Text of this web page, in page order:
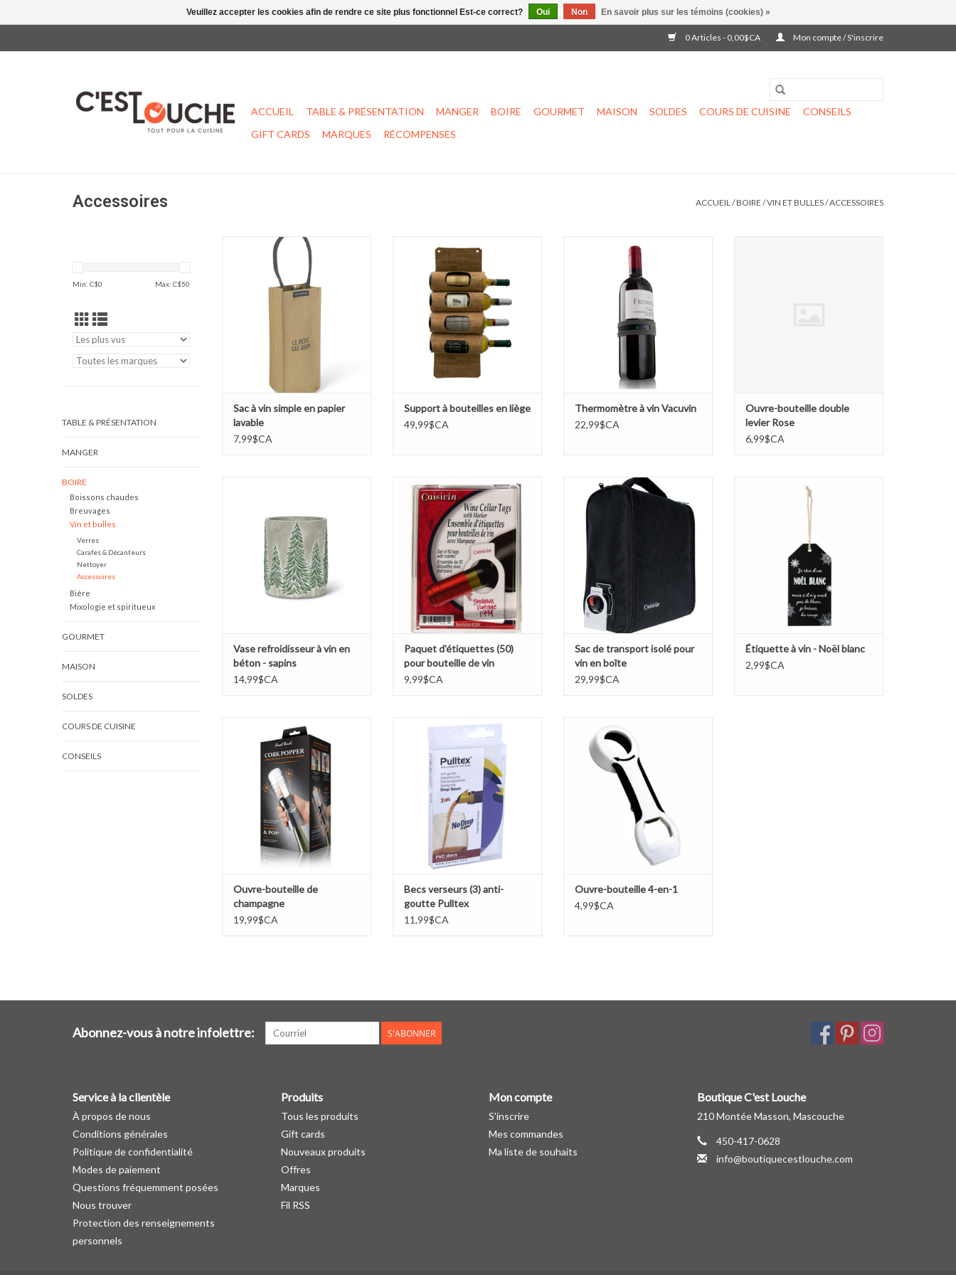
0 Articles - 0,00$CA Mon compte / S'inscrire
ACCUEIL TABLE & PRÉSENTATION MANGER BOIRE GOURMET MAISON SOLDES COURS DE CUISINE
CONSEILS
GIFT CARDS
MARQUES RÉCOMPENSES
Accessoires ACCUEIL/BOIRE /VIN ET BULLES/ACCESSOIRES
Min: C$0 Max: C$50
TABLE & PRÉSENTATION
MANGER
BOIRE
Boissons chaudes
Breuvages
Vin et bulles
Verres
Carafes & Décanteurs
Nettoyer
Accessoires
Bière
Mixologie et spiritueux
GOURMET
MAISON
SOLDES
COURS DE CUISINE
CONSEILS
Sac à vin simple en papier lavable
AJOUTER AU PANIER
Sac à vin simple en papier
lavable
7,99$CA
AJOUTER AU PANIER
Support à bouteilles en liège
49,99$CA
Thermomètre à vin Vacuvin
AJOUTER AU PANIER
Thermomètre à vin Vacuvin
22,99$CA
Ouvre-bouteille double
levier Rose
6,99$CA
AJOUTER AU PANIER
Vase refroidisseur à vin en
béton - sapins
14,99$CA
Paquet d'étiquettes (50) pour
bouteille de vin
AJOUTER AU PANIER
Paquet d'étiquettes (50)
pour bouteille de vin
9,99$CA
Sac de transport isolé pour vin en
boîte
Sac de transport isolé pour
vin en boîte
29,99$CA
Étiquette à vin - Noël blanc
AJOUTER AU PANIER
Étiquette à vin - Noël blanc
2,99$CA
Ouvre-bouteille de champagne
AJOUTER AU PANIER
Ouvre-bouteille de
champagne
19,99$CA
Becs verseurs (3) anti-goutte
Pulltex
AJOUTER AU PANIER
Becs verseurs (3) anti-
goutte Pulltex
11,99$CA
AJOUTER AU PANIER
Ouvre-bouteille 4-en-1
4,99$CA
Abonnez-vous à notre infolettre: S'ABONNER
Service à la clientèle
À propos de nous
Conditions générales
Politique de confidentialité
Modes de paiement
Questions fréquemment posées
Nous trouver
Protection des renseignements
personnels
Produits
Tous les produits
Gift cards
Nouveaux produits
Offres
Marques
Fil RSS
Mon compte
S'inscrire
Mes commandes
Ma liste de souhaits
Boutique C'est Louche
210 Montée Masson, Mascouche
450-417-0628
info@boutiquecestlouche.com
Veuillez accepter les cookies afin de rendre ce site plus fonctionnel Est-ce correct? Oui Non En savoir plus sur les témoins (cookies) »